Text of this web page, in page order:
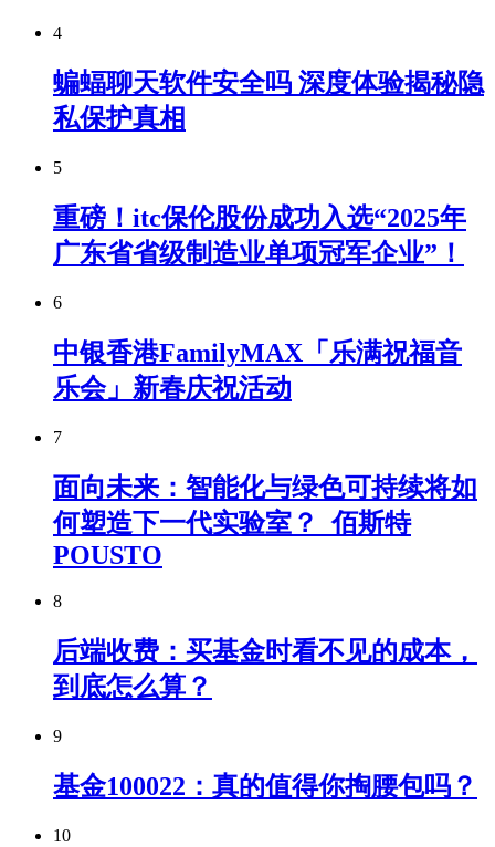
4
蝙蝠聊天软件安全吗 深度体验揭秘隐
私保护真相
5
重磅！itc保伦股份成功入选“2025年
广东省省级制造业单项冠军企业”！
6
中银香港FamilyMAX「乐满祝福音
乐会」新春庆祝活动
7
面向未来：智能化与绿色可持续将如
何塑造下一代实验室？_佰斯特
POUSTO
8
后端收费：买基金时看不见的成本，
到底怎么算？
9
基金100022：真的值得你掏腰包吗？
10